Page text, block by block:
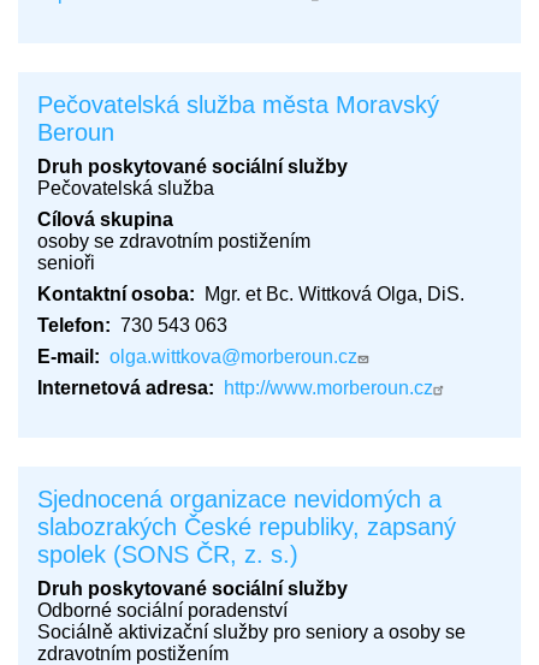
Pečovatelská služba města Moravský
Beroun
Druh poskytované sociální služby
Pečovatelská služba
Cílová skupina
osoby se zdravotním postižením
senioři
Kontaktní osoba
Mgr. et Bc. Wittková Olga, DiS.
Telefon
730 543 063
E-mail
olga.wittkova@morberoun.cz
Internetová adresa
http://www.morberoun.cz
Sjednocená organizace nevidomých a
slabozrakých České republiky, zapsaný
spolek (SONS ČR, z. s.)
Druh poskytované sociální služby
Odborné sociální poradenství
Sociálně aktivizační služby pro seniory a osoby se
zdravotním postižením